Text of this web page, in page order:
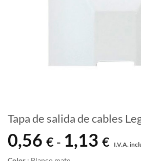
Tapa de salida de cables
0,56 € - 1,13 €
de
I.V.A.